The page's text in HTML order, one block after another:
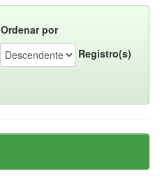
Ordenar por
Registro(s)